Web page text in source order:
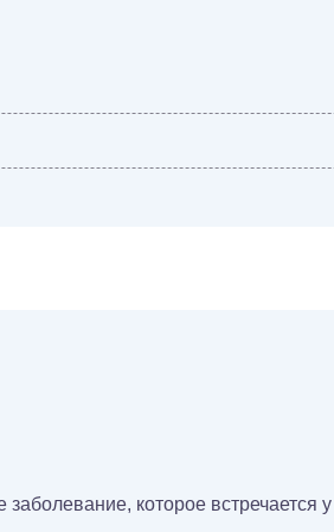
которое встречается